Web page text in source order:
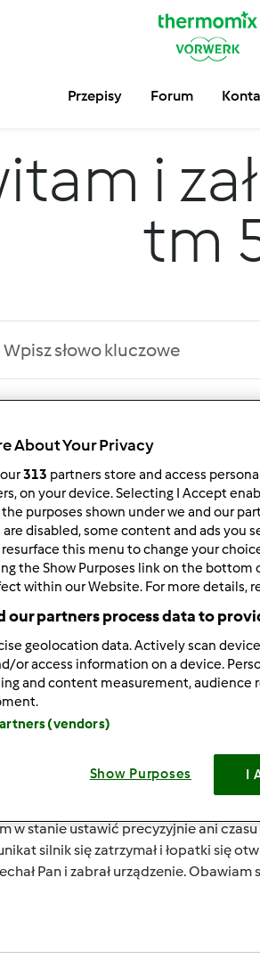
Przepisy Forum
i
tm
wyniki
18/2017 - 06:20
jeżeli coś niepokojącego dzieje się z
użytkownikiem TM5 od podajże 16
w stanie ustawić precyzyjnie ani
silnik się zatrzymał i łopatki się
Pan i zabrał urządzenie. Obawiam
About Your Privacy
313 partners store and access
on your device. Selecting I Accept
purposes shown under we and our
disabled, some content and ads you
resurface this menu to change your
the Show Purposes link on the bottom
within our Website. For more details,
our partners process data to
geolocation data. Actively scan
or access information on a device.
and content measurement, audience
(vendors)
Show Purposes I